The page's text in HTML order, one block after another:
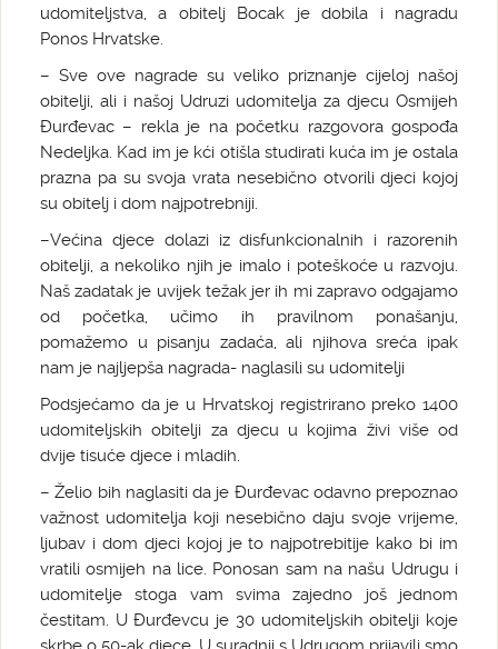
udomiteljstva, a obitelj Bocak je dobila i nagradu
Ponos Hrvatske.
– Sve ove nagrade su veliko priznanje cijeloj našoj
obitelji, ali i našoj Udruzi udomitelja za djecu Osmijeh
Đurđevac – rekla je na početku razgovora gospođa
Nedeljka. Kad im je kći otišla studirati kuća im je ostala
prazna pa su svoja vrata nesebično otvorili djeci kojoj
su obitelj i dom najpotrebniji.
–Većina djece dolazi iz disfunkcionalnih i razorenih
obitelji, a nekoliko njih je imalo i poteškoće u razvoju.
Naš zadatak je uvijek težak jer ih mi zapravo odgajamo
od početka, učimo ih pravilnom ponašanju,
pomažemo u pisanju zadaća, ali njihova sreća ipak
nam je najljepša nagrada- naglasili su udomitelji
Podsjećamo da je u Hrvatskoj registrirano preko 1400
udomiteljskih obitelji za djecu u kojima živi više od
dvije tisuće djece i mladih.
– Želio bih naglasiti da je Đurđevac odavno prepoznao
važnost udomitelja koji nesebično daju svoje vrijeme,
ljubav i dom djeci kojoj je to najpotrebitije kako bi im
vratili osmijeh na lice. Ponosan sam na našu Udrugu i
udomitelje stoga vam svima zajedno još jednom
čestitam. U Đurđevcu je 30 udomiteljskih obitelji koje